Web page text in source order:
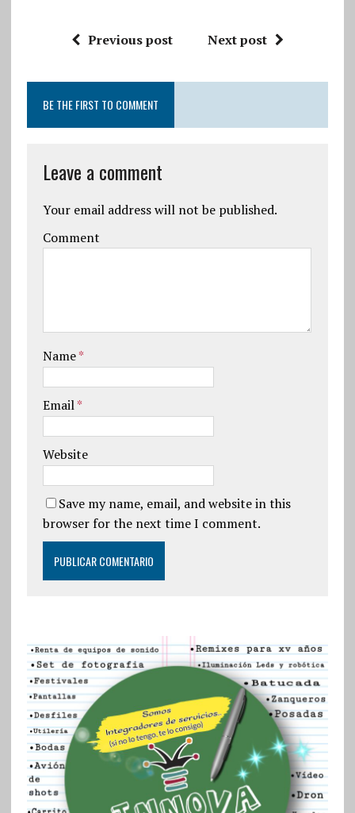
Previous post Next post
BE THE FIRST TO COMMENT
Leave a comment
Your email address will not be published.
Comment
Name*
Email*
Website
Save my name, email, and website in this
browser for the next time I comment.